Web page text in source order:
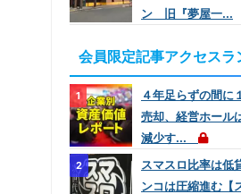
ン 旧『夢屋一...
会員限定記事アクセスラ
４年足らずの間に
売却、経営ホール
減少す...
スマスロ比率は低
ンコは圧縮進む【